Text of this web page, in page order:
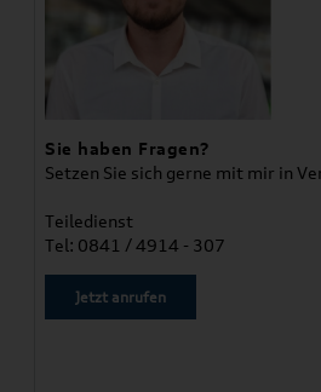
Sie haben Fragen?
Setzen Sie sich gerne mit mir in
Teiledienst
Tel: 0841 / 4914 - 307
Jetzt anrufen